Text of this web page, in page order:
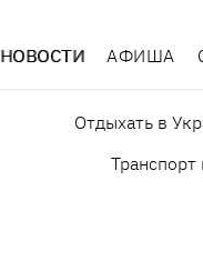
НОВОСТИ АФИША
Отдыхать в
Транспорт